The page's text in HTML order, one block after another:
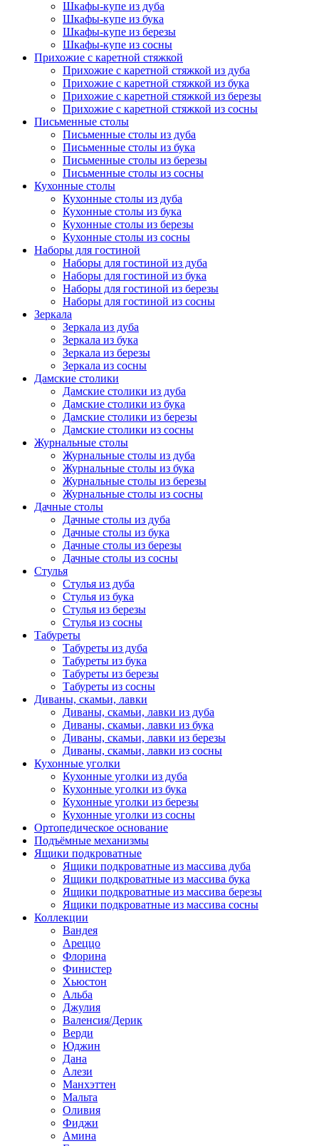
Шкафы-купе из дуба
Шкафы-купе из бука
Шкафы-купе из березы
Шкафы-купе из сосны
Прихожие с каретной стяжкой
Прихожие с каретной стяжкой из дуба
Прихожие с каретной стяжкой из бука
Прихожие с каретной стяжкой из березы
Прихожие с каретной стяжкой из сосны
Письменные столы
Письменные столы из дуба
Письменные столы из бука
Письменные столы из березы
Письменные столы из сосны
Кухонные столы
Кухонные столы из дуба
Кухонные столы из бука
Кухонные столы из березы
Кухонные столы из сосны
Наборы для гостиной
Наборы для гостиной из дуба
Наборы для гостиной из бука
Наборы для гостиной из березы
Наборы для гостиной из сосны
Зеркала
Зеркала из дуба
Зеркала из бука
Зеркала из березы
Зеркала из сосны
Дамские столики
Дамские столики из дуба
Дамские столики из бука
Дамские столики из березы
Дамские столики из сосны
Журнальные столы
Журнальные столы из дуба
Журнальные столы из бука
Журнальные столы из березы
Журнальные столы из сосны
Дачные столы
Дачные столы из дуба
Дачные столы из бука
Дачные столы из березы
Дачные столы из сосны
Стулья
Стулья из дуба
Стулья из бука
Стулья из березы
Стулья из сосны
Табуреты
Табуреты из дуба
Табуреты из бука
Табуреты из березы
Табуреты из сосны
Диваны, скамьи, лавки
Диваны, скамьи, лавки из дуба
Диваны, скамьи, лавки из бука
Диваны, скамьи, лавки из березы
Диваны, скамьи, лавки из сосны
Кухонные уголки
Кухонные уголки из дуба
Кухонные уголки из бука
Кухонные уголки из березы
Кухонные уголки из сосны
Ортопедическое основание
Подъёмные механизмы
Ящики подкроватные
Ящики подкроватные из массива дуба
Ящики подкроватные из массива бука
Ящики подкроватные из массива березы
Ящики подкроватные из массива сосны
Коллекции
Вандея
Ареццо
Флорина
Финистер
Хьюстон
Альба
Джулия
Валенсия/Дерик
Верди
Юджин
Дана
Алези
Манхэттен
Мальта
Оливия
Фиджи
Амина